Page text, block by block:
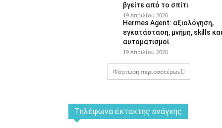
βγείτε από το σπίτι
19 Απριλίου 2026
Hermes Agent: αξιολόγηση,
εγκατάσταση, μνήμη, skills και
αυτοματισμοί
19 Απριλίου 2026
Φόρτωση περισσοτέρων
Tηλέφωνα έκτακτης ανάγκης